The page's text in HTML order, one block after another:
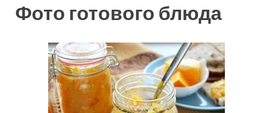
Фото готового блюда